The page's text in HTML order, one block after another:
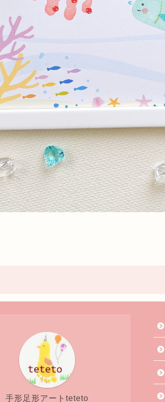
手形足形アートteteto